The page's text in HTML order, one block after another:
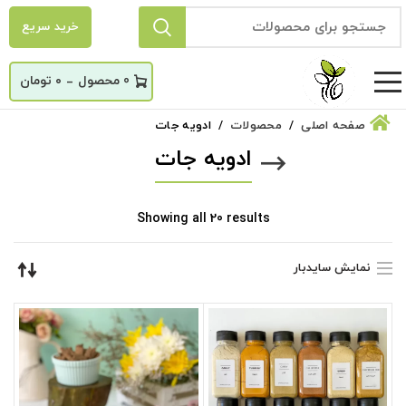
خرید سریع
0
_ ۰ تومان
صفحه اصلی محصولات ادویه جات
ادویه جات
Showing all 20 results
نمایش سایدبار